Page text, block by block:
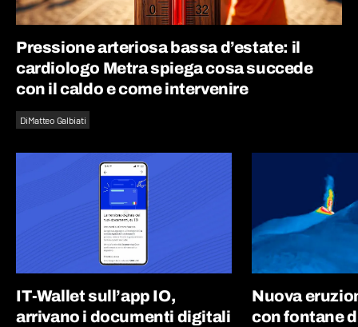
Pressione arteriosa bassa d’estate: il
cardiologo Metra spiega cosa succede
con il caldo e come intervenire
DiMatteo Galbiati
IT-Wallet sull’app IO,
arrivano i documenti digitali
Nuova
con fontane